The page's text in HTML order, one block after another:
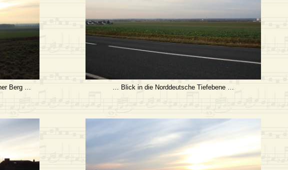
Berg … … Blick in die Norddeutsche Tiefebene …